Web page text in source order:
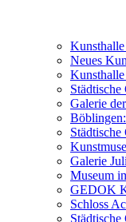
Was
Neues
Städtische
Galerie
Galerie
Museum
GEDOK
Schloss